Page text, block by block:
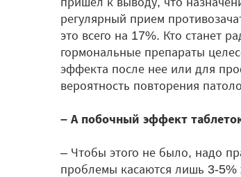
регулярный прием
это всего на 17%. Кто станет
гормональные препараты
эффекта после нее или для
вероятность повторения
– А побочный эффект
– Чтобы этого не было, надо
проблемы касаются лишь 3-5%